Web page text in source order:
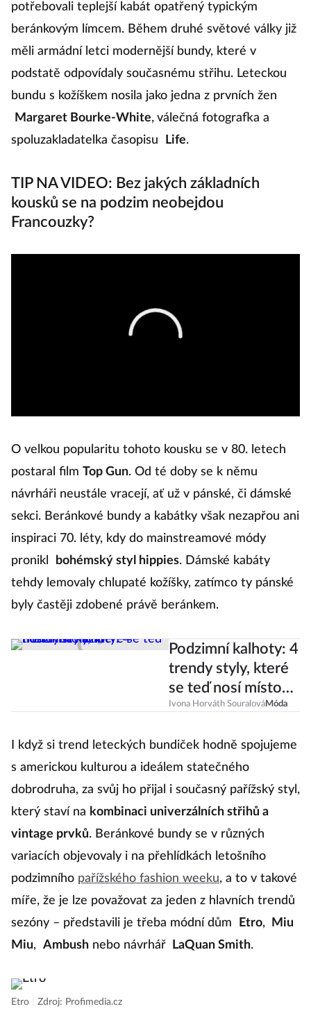
potřebovali teplejší kabát opatřený typickým
beránkovým límcem. Během druhé světové války již
měli armádní letci modernější bundy, které v
podstatě odpovídaly současnému střihu. Leteckou
bundu s kožíškem nosila jako jedna z prvních žen
Margaret Bourke-White, válečná fotografka a
spoluzakladatelka časopisu
Life.
TIP NA VIDEO: Bez jakých základních
kousků se na podzim neobejdou
Francouzky?
O velkou popularitu tohoto kousku se v 80. letech
postaral film Top Gun. Od té doby se k němu
návrháři neustále vracejí, ať už v pánské, či dámské
sekci. Beránkové bundy a kabátky však nezapřou ani
inspiraci 70. léty, kdy do mainstreamové módy
pronikl
bohémský styl hippies. Dámské kabáty
tehdy lemovaly chlupaté kožíšky, zatímco ty pánské
byly častěji zdobené právě beránkem.
Podzimní kalhoty: 4
trendy styly, které
se teď nosí místo
džín
Ivona Horváth SouralováMóda
I když si trend leteckých bundiček hodně spojujeme
s americkou kulturou a ideálem statečného
dobrodruha, za svůj ho přijal i současný pařížský styl,
který staví na kombinaci univerzálních střihů a
vintage prvků. Beránkové bundy se v různých
variacích objevovaly i na přehlídkách letošního
podzimního pařížského fashion weeku, a to v takové
míře, že je lze považovat za jeden z hlavních trendů
sezóny – představili je třeba módní dům
Etro,
Miu
Miu, Ambushnebo návrhář LaQuan Smith.
Etro Zdroj: Profimedia.cz